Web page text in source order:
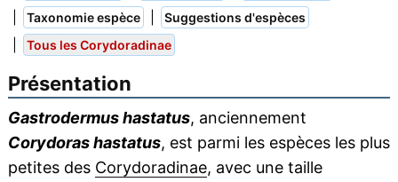
Taxonomie espèce Suggestions d'espèces
Tous les Corydoradinae
Présentation
Gastrodermus hastatus, anciennement
Corydoras hastatus, est parmi les espèces les plus
petites des Corydoradinae, avec une taille